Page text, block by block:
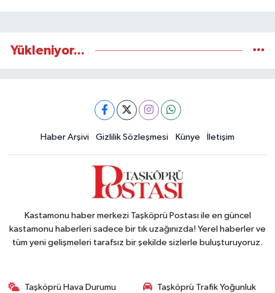
Yükleniyor...
Haber Arşivi Gizlilik Sözleşmesi Künye İletişim
Kastamonu haber merkezi Taşköprü Postası ile en güncel
kastamonu haberleri sadece bir tık uzağınızda! Yerel haberler ve
tüm yeni gelişmeleri tarafsız bir şekilde sizlerle buluşturuyoruz.
Taşköprü Hava Durumu Taşköprü Trafik Yoğunluk